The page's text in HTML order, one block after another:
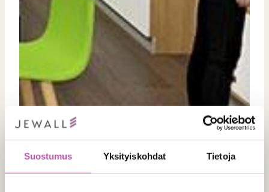
Suostumus Yksityiskohdat Tietoja